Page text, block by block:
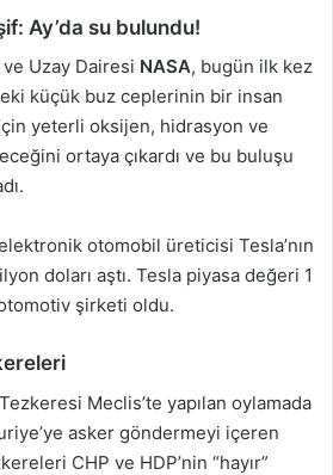
Ay’da su bulundu!
ve Uzay Dairesi NASA, bugün ilk kez
küçük buz ceplerinin bir insan
yeterli oksijen, hidrasyon ve
ortaya çıkardı ve bu buluşu
otomobil üreticisi Tesla’nın
doları aştı. Tesla piyasa değeri 1
şirketi oldu.
Meclis’te yapılan oylamada
asker göndermeyi içeren
CHP ve HDP’nin “hayır”